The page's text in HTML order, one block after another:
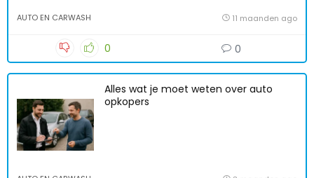
AUTO EN CARWASH 11 maanden ago
0 0
Alles wat je moet weten over auto
opkopers